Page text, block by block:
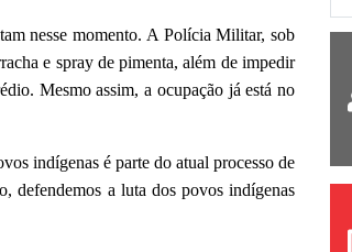
nesse momento. A Polícia Militar, sob
e spray de pimenta, além de impedir
Mesmo assim, a ocupação já está no
indígenas é parte do atual processo de
defendemos a luta dos povos indígenas